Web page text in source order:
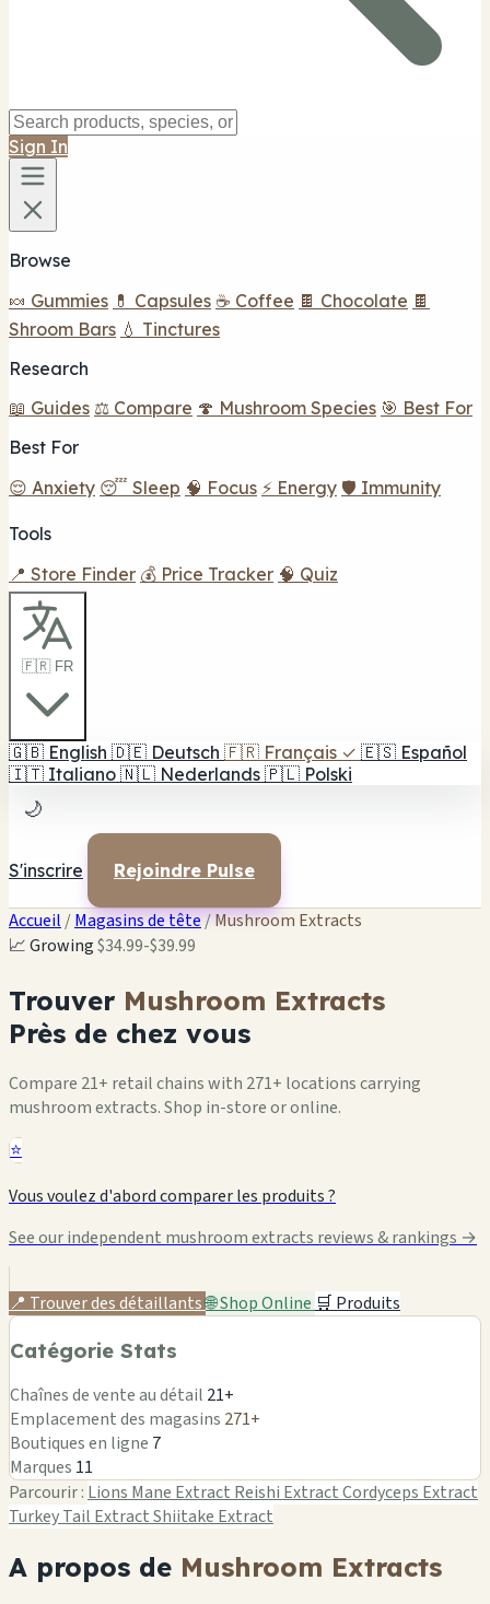
Sign In
Browse
🍬 Gummies 💊 Capsules ☕ Coffee 🍫 Chocolate 🍫
Shroom Bars 💧 Tinctures
Research
📖 Guides ⚖️ Compare 🍄 Mushroom Species 🎯 Best For
Best For
😌 Anxiety 😴 Sleep 🧠 Focus ⚡ Energy 🛡️ Immunity
Tools
📍 Store Finder 💰 Price Tracker 🧠 Quiz
🇫🇷 FR
🇬🇧 English 🇩🇪 Deutsch 🇫🇷 Français ✓ 🇪🇸 Español
🇮🇹 Italiano 🇳🇱 Nederlands 🇵🇱 Polski
🌙
S'inscrire Rejoindre Pulse
Accueil /Magasins de tête/Mushroom Extracts
📈 Growing$34.99-$39.99
Trouver Mushroom Extracts
Près de chez vous
Compare 21+ retail chains with 271+ locations carrying
mushroom extracts. Shop in-store or online.
⭐
Vous voulez d'abord comparer les produits ?
See our independent mushroom extracts reviews & rankings →
📍 Trouver des détaillants🌐 Shop Online 🛒 Produits
Catégorie Stats
Chaînes de vente au détail 21+
Emplacement des magasins 271+
Boutiques en ligne 7
Marques 11
Parcourir : Lions Mane Extract Reishi ExtractCordyceps Extract
Turkey Tail ExtractShiitake Extract
A propos de Mushroom Extracts